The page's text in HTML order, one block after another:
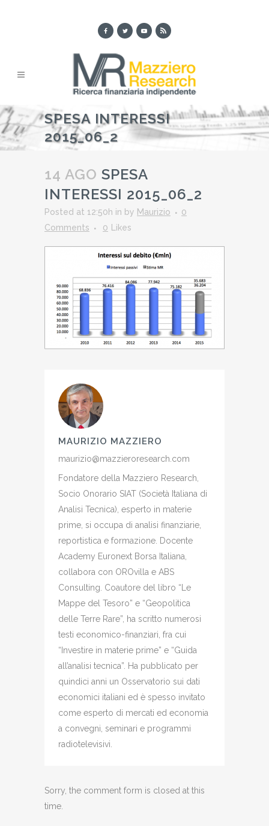
SPESA INTERESSI
2015_06_2
14 AGO SPESA
INTERESSI 2015_06_2
Posted at 12:50h in by Maurizio
0
Comments
0 Likes
MAURIZIO MAZZIERO
maurizio@mazzieroresearch.com
Fondatore della Mazziero Research,
Socio Onorario SIAT (Società Italiana di
Analisi Tecnica), esperto in materie
prime, si occupa di analisi finanziarie,
reportistica e formazione. Docente
Academy Euronext Borsa Italiana,
collabora con OROvilla e ABS
Consulting. Coautore del libro “Le
Mappe del Tesoro” e “Geopolitica
delle Terre Rare”, ha scritto numerosi
testi economico-finanziari, fra cui
“Investire in materie prime” e “Guida
all’analisi tecnica”. Ha pubblicato per
quindici anni un Osservatorio sui dati
economici italiani ed è spesso invitato
come esperto di mercati ed economia
a convegni, seminari e programmi
radiotelevisivi.
Sorry, the comment form is closed at this
time.